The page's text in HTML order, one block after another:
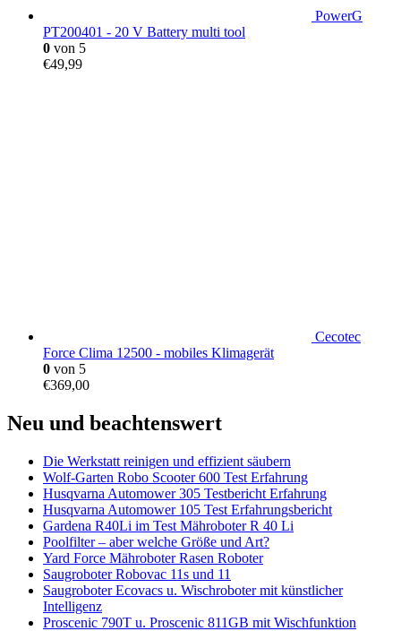
PowerG
PT200401 - 20 V Battery multi tool
0 von 5
€49,99
Cecotec
Force Clima 12500 - mobiles Klimagerät
0 von 5
€369,00
Neu und beachtenswert
Die Werkstatt reinigen und effizient säubern
Wolf-Garten Robo Scooter 600 Test Erfahrung
Husqvarna Automower 305 Testbericht Erfahrung
Husqvarna Automower 105 Test Erfahrungsbericht
Gardena R40Li im Test Mähroboter R 40 Li
Poolfilter – aber welche Größe und Art?
Yard Force Mähroboter Rasen Roboter
Saugroboter Robovac 11s und 11
Saugroboter Ecovacs u. Wischroboter mit künstlicher
Intelligenz
Proscenic 790T u. Proscenic 811GB mit Wischfunktion